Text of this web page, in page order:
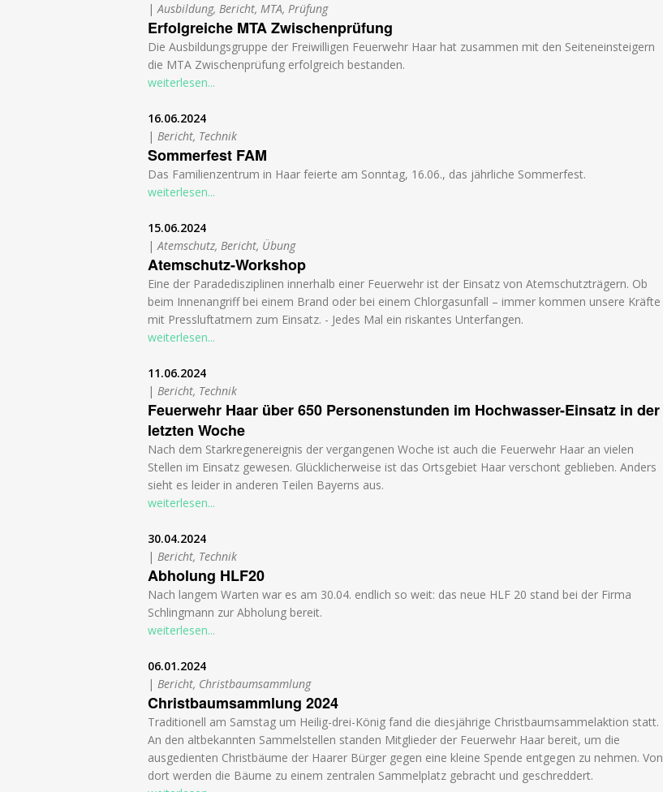
|Ausbildung, Bericht, MTA, Prüfung
Erfolgreiche MTA Zwischenprüfung
Die Ausbildungsgruppe der Freiwilligen Feuerwehr Haar hat zusammen mit den Seiteneinsteigern
die MTA Zwischenprüfung erfolgreich bestanden.
weiterlesen...
16.06.2024
| Bericht, Technik
Sommerfest FAM
Das Familienzentrum in Haar feierte am Sonntag, 16.06., das jährliche Sommerfest.
weiterlesen...
15.06.2024
|Atemschutz, Bericht, Übung
Atemschutz-Workshop
Eine der Paradedisziplinen innerhalb einer Feuerwehr ist der Einsatz von Atemschutzträgern. Ob
beim Innenangriff bei einem Brand oder bei einem Chlorgasunfall – immer kommen unsere Kräfte
mit Pressluftatmern zum Einsatz. - Jedes Mal ein riskantes Unterfangen.
weiterlesen...
11.06.2024
| Bericht, Technik
Feuerwehr Haar über 650 Personenstunden im Hochwasser-Einsatz in der
letzten Woche
Nach dem Starkregenereignis der vergangenen Woche ist auch die Feuerwehr Haar an vielen
Stellen im Einsatz gewesen. Glücklicherweise ist das Ortsgebiet Haar verschont geblieben. Anders
sieht es leider in anderen Teilen Bayerns aus.
weiterlesen...
30.04.2024
| Bericht, Technik
Abholung HLF20
Nach langem Warten war es am 30.04. endlich so weit: das neue HLF 20 stand bei der Firma
Schlingmann zur Abholung bereit.
weiterlesen...
06.01.2024
| Bericht, Christbaumsammlung
Christbaumsammlung 2024
Traditionell am Samstag um Heilig-drei-König fand die diesjährige Christbaumsammelaktion statt.
An den altbekannten Sammelstellen standen Mitglieder der Feuerwehr Haar bereit, um die
ausgedienten Christbäume der Haarer Bürger gegen eine kleine Spende entgegen zu nehmen. Von
dort werden die Bäume zu einem zentralen Sammelplatz gebracht und geschreddert.